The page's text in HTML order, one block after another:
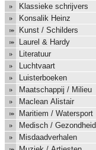
Klassieke schrijvers
Konsalik Heinz
Kunst / Schilders
Laurel & Hardy
Literatuur
Luchtvaart
Luisterboeken
Maatschappij / Milieu
Maclean Alistair
Maritiem / Watersport
Medisch / Gezondheid
Misdaadverhalen